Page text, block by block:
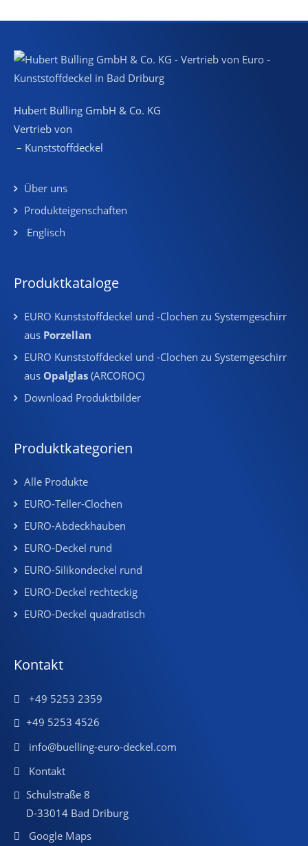
Hubert Bülling GmbH & Co. KG
Vertrieb von
– Kunststoffdeckel
Über uns
Produkteigenschaften
Englisch
Produktkataloge
EURO Kunststoffdeckel und -Clochen zu Systemgeschirr
aus Porzellan
EURO Kunststoffdeckel und -Clochen zu Systemgeschirr
aus Opalglas (ARCOROC)
Download Produktbilder
Produktkategorien
Alle Produkte
EURO-Teller-Clochen
EURO-Abdeckhauben
EURO-Deckel rund
EURO-Silikondeckel rund
EURO-Deckel rechteckig
EURO-Deckel quadratisch
Kontakt
+49 5253 2359
+49 5253 4526
info@buelling-euro-deckel.com
Kontakt
Schulstraße 8
D-33014 Bad Driburg
Google Maps